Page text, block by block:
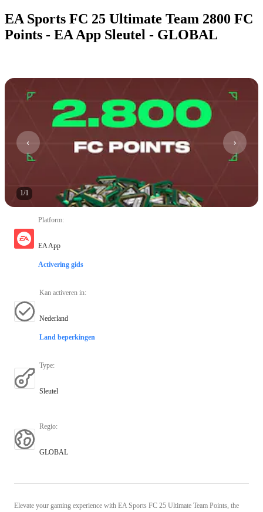
EA Sports FC 25 Ultimate Team 2800 FC
Points - EA App Sleutel - GLOBAL
1/1
Platform:
EA App
Activering gids
Kan activeren in:
Nederland
Land beperkingen
Type:
Sleutel
Regio:
GLOBAL
Elevate your gaming experience with EA Sports FC 25 Ultimate Team Points, the